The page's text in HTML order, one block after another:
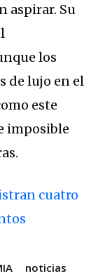
aspirar. Su
los
de lujo en el
este
imposible
cuatro
noticias